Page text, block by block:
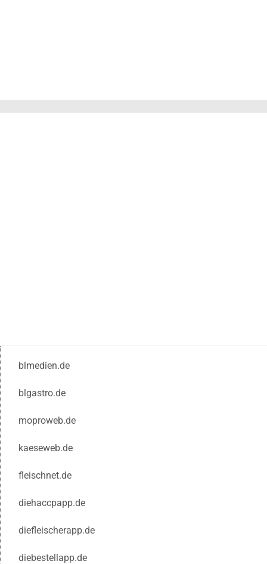
blmedien.de
blgastro.de
moproweb.de
kaeseweb.de
fleischnet.de
diehaccpapp.de
diefleischerapp.de
diebestellapp.de